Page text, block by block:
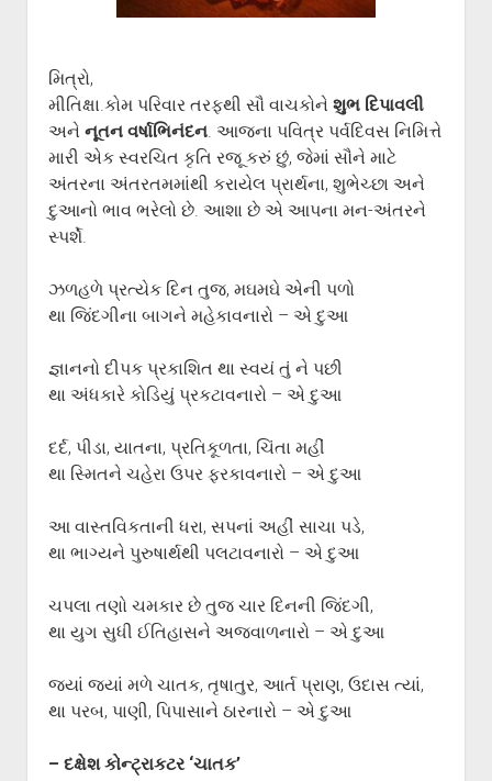
menu
ગુજરાતી સાહિત્ય-જગત
આપની રચનાઓ
Privacy Policy
મિત્રો,
મીતિક્ષા.કોમ પરિવાર તરફથી સૌ વાચકોને શુભ દિપાવલી
અને નૂતન વર્ષાભિનંદન. આજના પવિત્ર પર્વદિવસ નિમિત્તે
મારી એક સ્વરચિત કૃતિ રજૂ કરું છું, જેમાં સૌને માટે
અંતરના અંતરતમમાંથી કરાયેલ પ્રાર્થના, શુભેચ્છા અને
દુઆનો ભાવ ભરેલો છે. આશા છે એ આપના મન-અંતરને
સ્પર્શે.
ઝળહળે પ્રત્યેક દિન તુજ, મઘમઘે એની પળો
થા જિંદગીના બાગને મહેકાવનારો – એ દુઆ
જ્ઞાનનો દીપક પ્રકાશિત થા સ્વયં તું ને પછી
થા અંધકારે કોડિયું પ્રકટાવનારો – એ દુઆ
દર્દ, પીડા, યાતના, પ્રતિકૂળતા, ચિંતા મહીં
થા સ્મિતને ચહેરા ઉપર ફરકાવનારો – એ દુઆ
આ વાસ્તવિકતાની ધરા, સપનાં અહીં સાચા પડે,
થા ભાગ્યને પુરુષાર્થથી પલટાવનારો – એ દુઆ
ચપલા તણો ચમકાર છે તુજ ચાર દિનની જિંદગી,
થા યુગ સુધી ઈતિહાસને અજવાળનારો – એ દુઆ
જ્યાં જ્યાં મળે ચાતક, તૃષાતુર, આર્ત પ્રાણ, ઉદાસ ત્યાં,
થા પરબ, પાણી, પિપાસાને ઠારનારો – એ દુઆ
– દક્ષેશ કોન્ટ્રાકટર ‘ચાતક’